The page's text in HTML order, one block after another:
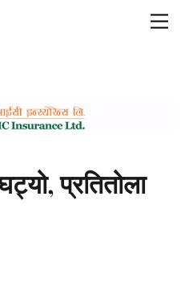
प्रतितोला